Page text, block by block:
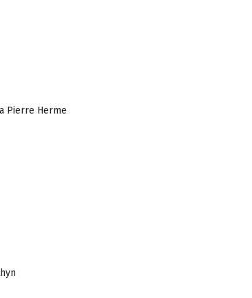
Pierre Herme